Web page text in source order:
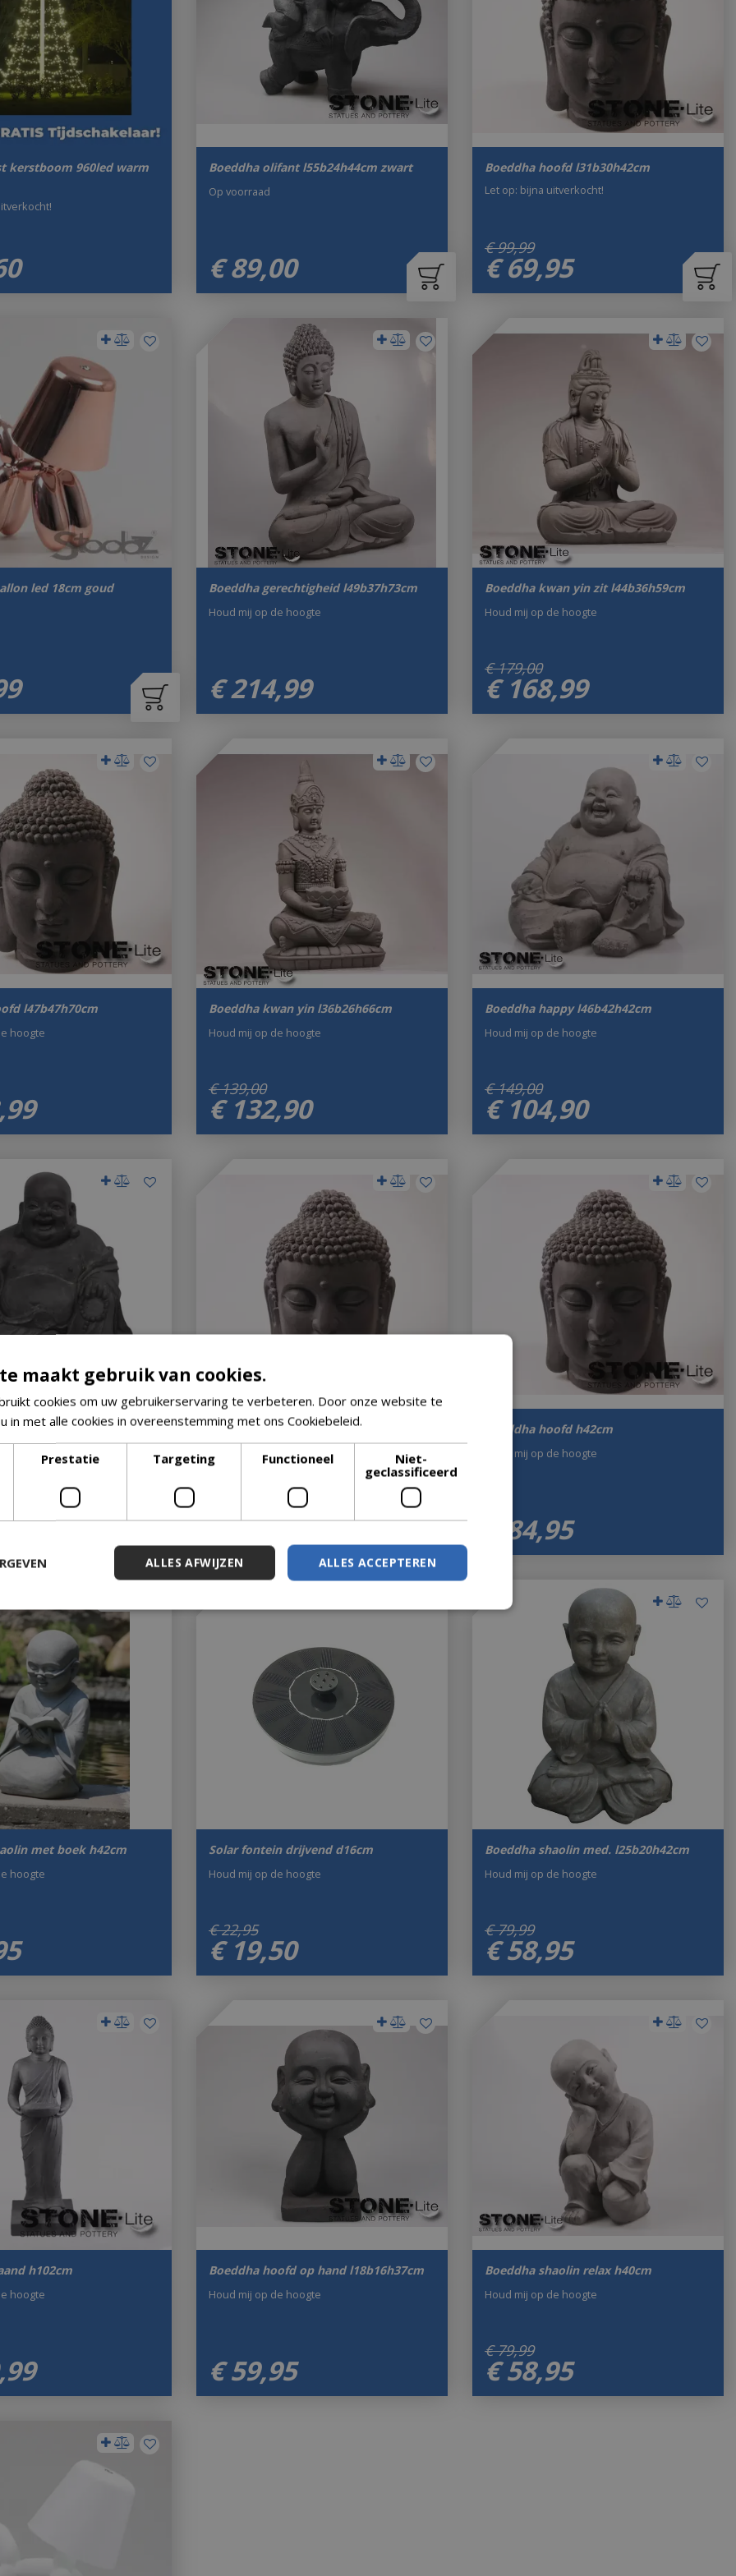
kerstboom 960led warm
Boeddha olifant l55b24h44cm zwart
€ 89,00
Op voorraad
Boeddha hoofd l31b30h42cm
€ 99,99
€ 69,95
Let op: bijna uitverkocht!
led 18cm goud Boeddha gerechtigheid l49b37h73cm
€ 214,99
Houd mij op de hoogte
Boeddha kwan yin zit l44b36h59cm
€ 179,00
€ 168,99
Houd mij op de hoogte
l47b47h70cm
99
hoogte
Boeddha kwan yin l36b26h66cm
€ 139,00
€ 132,90
Houd mij op de hoogte
Boeddha happy l46b42h42cm
€ 149,00
€ 104,90
Houd mij op de hoogte
l46b42h42cm
90
hoogte
Boeddha hoofd h70cm
€278,99
Houd mij op de hoogte
Boeddha hoofd h42cm
84,95
Houd mij op de hoogte
met boek h42cm
hoogte
Solar fontein drijvend d16cm
€ 22,95
€ 19,50
Houd mij op de hoogte
Boeddha shaolin med. l25b20h42cm
€ 79,99
€ 58,95
Houd mij op de hoogte
h102cm
99
hoogte
Boeddha hoofd op hand l18b16h37cm
€ 59,95
Houd mij op de hoogte
Boeddha shaolin relax h40cm
€ 79,99
€ 58,95
Houd mij op de hoogte
maakt gebruik van cookies.
cookies om uw gebruikerservaring te verbeteren. Door onze website te
in met alle cookies in overeenstemming met ons Cookiebeleid.
Prestatie Targeting Functioneel
Niet-
geclassificeerd
ALLES ACCEPTEREN
ALLES AFWIJZEN